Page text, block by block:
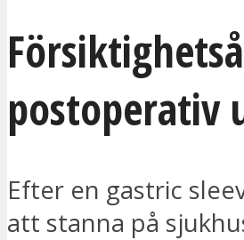
postoperativ
Efter en gastric
att stanna på